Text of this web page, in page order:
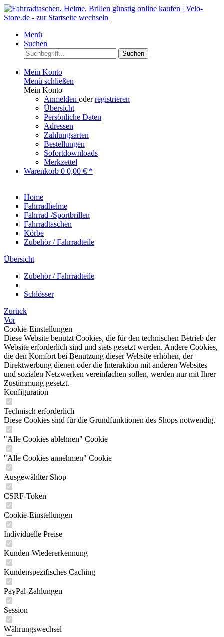
Menü
Suchen
Suchen
Mein Konto
Menü schließen
Mein Konto
Anmelden oderregistrieren
Übersicht
Persönliche Daten
Adressen
Zahlungsarten
Bestellungen
Sofortdownloads
Merkzettel
Warenkorb 0 0,00 € *
Home
Fahrradhelme
Fahrrad-/Sportbrillen
Fahrradtaschen
Körbe
Zubehör / Fahrradteile
Übersicht
Zubehör / Fahrradteile
Schlösser
Zurück
Vor
Cookie-Einstellungen
Diese Website benutzt Cookies, die für den technischen Betrieb der
Website erforderlich sind und stets gesetzt werden. Andere Cookies,
die den Komfort bei Benutzung dieser Website erhöhen, der
Direktwerbung dienen oder die Interaktion mit anderen Websites
und sozialen Netzwerken vereinfachen sollen, werden nur mit Ihrer
Zustimmung gesetzt.
Konfiguration
Technisch erforderlich
Diese Cookies sind für die Grundfunktionen des Shops notwendig.
"Alle Cookies ablehnen" Cookie
"Alle Cookies annehmen" Cookie
Ausgewählter Shop
CSRF-Token
Cookie-Einstellungen
Individuelle Preise
Kunden-Wiedererkennung
Kundenspezifisches Caching
PayPal-Zahlungen
Session
Währungswechsel